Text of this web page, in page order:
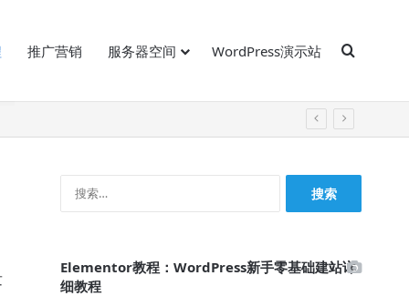
推广营销 服务器空间 WordPress演示站 Search
Elementor教程：WordPress新手零基础建站详
细教程